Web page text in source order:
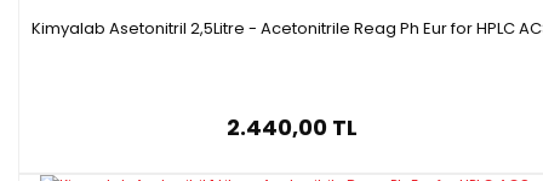
Kimyalab Asetonitril 2,5Litre - Acetonitrile Reag Ph Eur for HPLC
2.440,00 TL